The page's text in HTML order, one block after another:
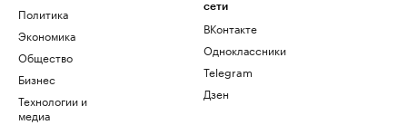
Политика
Экономика
Общество
Бизнес
Технологии и
медиа
сети
ВКонтакте
Одноклассники
Telegram
Дзен